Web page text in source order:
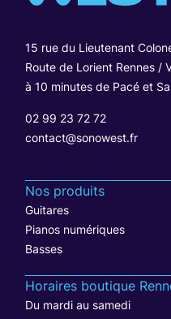
15 rue du Lieutenant
Route de Lorient Rennes /
à 10 minutes de Pacé et
02 99 23 72 72
contact@sonowest.fr
Nos produits
Guitares
Pianos numériques
Basses
Horaires boutique
Du mardi au samedi